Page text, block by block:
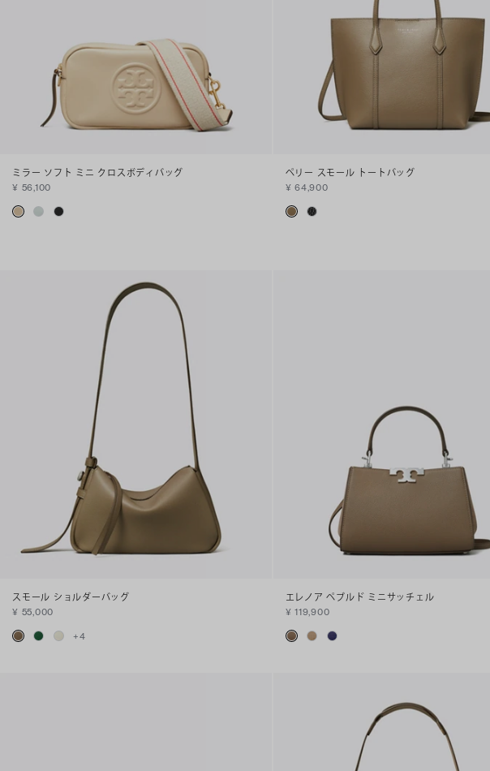
ミラー ソフト ミニ クロスボディバッグ
¥ 56,100
ペリー スモール トートバッグ
¥ 64,900
スモール ショルダーバッグ
¥ 55,000
+4
エレノア ペブルド ミニサッチェル
¥ 119,900